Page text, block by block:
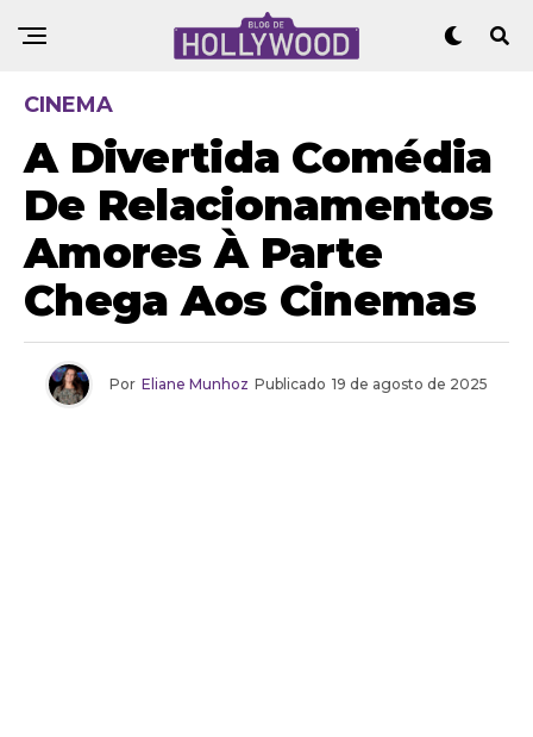
CINEMA
A Divertida Comédia
De Relacionamentos
Amores À Parte
Chega Aos Cinemas
Por Eliane Munhoz Publicado 19 de agosto de 2025